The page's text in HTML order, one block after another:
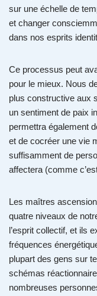
sur une échelle de
et changer
dans nos esprits
Ce processus peut
pour le mieux. Nous
plus constructive aux
un sentiment de paix
permettra également
et de cocréer une vie
suffisamment de
affectera (comme
Les maîtres
quatre niveaux de
l’esprit collectif, et ils
fréquences
plupart des gens sur
schémas
nombreuses